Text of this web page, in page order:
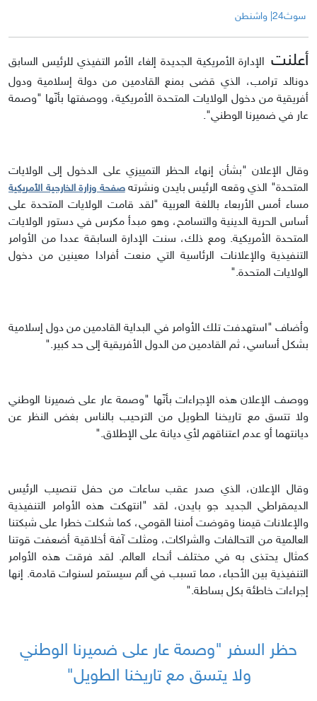
سوث24| واشنطن
أعلنت الإدارة الأمريكية الجديدة إلغاء الأمر التفيذي للرئيس السابق
دونالد ترامب، الذي قضى بمنع القادمين من دولة إسلامية ودول
أفريقية من دخول الولايات المتحدة الأمريكية، ووصفتها بأنّها "وصمة
عار في ضميرنا الوطني".
وقال الإعلان "بشأن إنهاء الحظر التمييزي على الدخول إلى الولايات
المتحدة" الذي وقعه الرئيس بايدن ونشرتهصفحة وزارة الخارجية الأمريكية
مساء أمس الأربعاء باللغة العربية "لقد قامت الولايات المتحدة على
أساس الحرية الدينية والتسامح، وهو مبدأ مكرس في دستور الولايات
المتحدة الأمريكية. ومع ذلك، سنت الإدارة السابقة عددا من الأوامر
التنفيذية والإعلانات الرئاسية التي منعت أفرادا معينين من دخول
الولايات المتحدة."
وأضاف "استهدفت تلك الأوامر في البداية القادمين من دول إسلامية
بشكل أساسي، ثم القادمين من الدول الأفريقية إلى حد كبير."
ووصف الإعلان هذه الإجراءات بأنّها "وصمة عار على ضميرنا الوطني
ولا تتسق مع تاريخنا الطويل من الترحيب بالناس بغض النظر عن
ديانتهما أو عدم اعتناقهم لأي ديانة على الإطلاق."
وقال الإعلان، الذي صدر عقب ساعات من حفل تنصيب الرئيس
الديمقراطي الجديد جو بايدن، لقد "انتهكت هذه الأوامر التنفيذية
والإعلانات قيمنا وقوضت أمننا القومي، كما شكلت خطرا على شبكتنا
العالمية من التحالفات والشراكات، ومثلت آفة أخلاقية أضعفت قوتنا
كمثال يحتذى به في مختلف أنحاء العالم. لقد فرقت هذه الأوامر
التنفيذية بين الأحباء، مما تسبب في ألم سيستمر لسنوات قادمة. إنها
إجراءات خاطئة بكل بساطة."
حظر السفر "وصمة عار على ضميرنا الوطني
ولا يتسق مع تاريخنا الطويل"